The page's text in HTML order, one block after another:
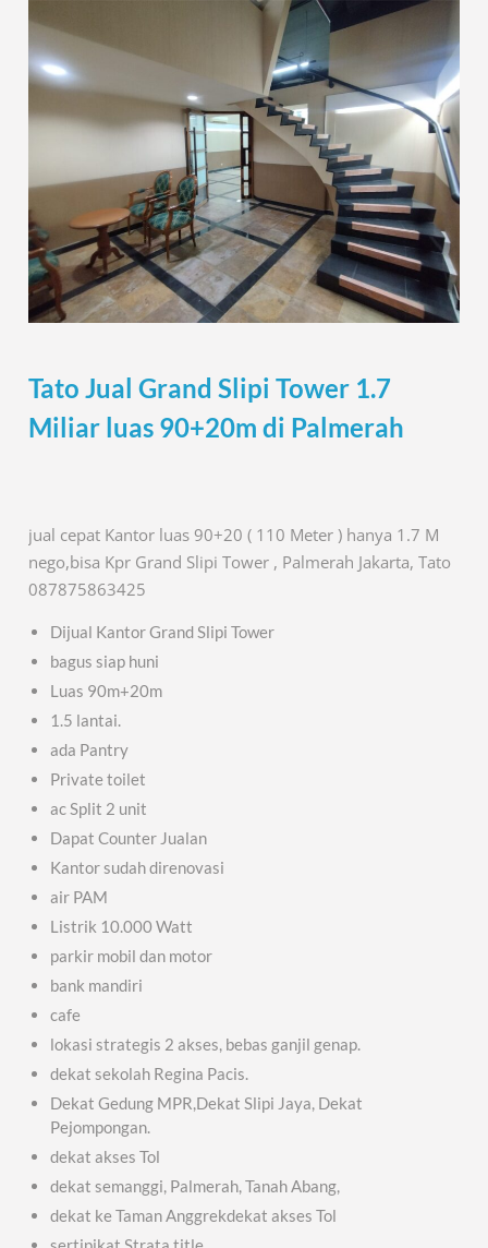
Tato Jual Grand Slipi Tower 1.7
Miliar luas 90+20m di Palmerah
jual cepat Kantor luas 90+20 ( 110 Meter ) hanya 1.7 M
nego,bisa Kpr Grand Slipi Tower , Palmerah Jakarta, Tato
087875863425
Dijual Kantor Grand Slipi Tower
bagus siap huni
Luas 90m+20m
1.5 lantai.
ada Pantry
Private toilet
ac Split 2 unit
Dapat Counter Jualan
Kantor sudah direnovasi
air PAM
Listrik 10.000 Watt
parkir mobil dan motor
bank mandiri
cafe
lokasi strategis 2 akses, bebas ganjil genap.
dekat sekolah Regina Pacis.
Dekat Gedung MPR,Dekat Slipi Jaya, Dekat
Pejompongan.
dekat akses Tol
dekat semanggi, Palmerah, Tanah Abang,
dekat ke Taman Anggrekdekat akses Tol